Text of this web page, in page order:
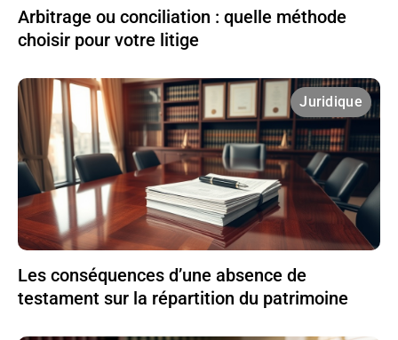
Arbitrage ou conciliation : quelle méthode
choisir pour votre litige
Juridique
Les conséquences d’une absence de
testament sur la répartition du patrimoine